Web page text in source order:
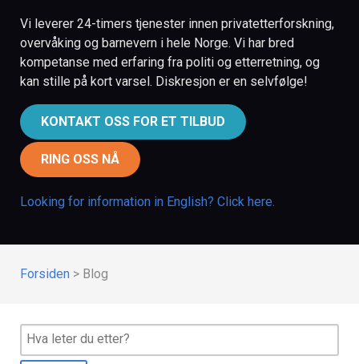
Vi leverer 24-timers tjenester innen privatetterforskning,
overvåking og barnevern i hele Norge. Vi har bred
kompetanse med erfaring fra politi og etterretning, og
kan stille på kort varsel. Diskresjon er en selvfølge!
KONTAKT OSS FOR ET TILBUD
RING OSS NÅ
Looking for information in English? Click here.
Forsiden > Blog